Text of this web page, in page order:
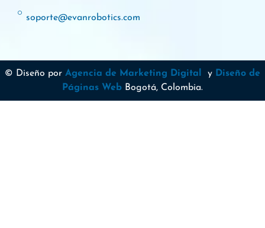
soporte@evanrobotics.com
© Diseño por Agencia de Marketing Digital y Diseño de
Páginas Web Bogotá, Colombia.